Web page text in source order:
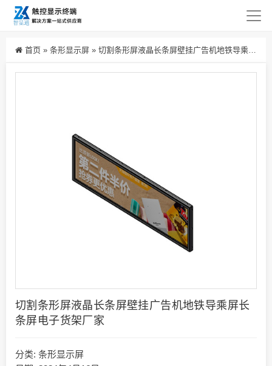
首页 » 条形显示屏 » 切割条形屏液晶长条屏壁挂广告机地铁导乘屏长条屏电子货架厂家
切割条形屏液晶长条屏壁挂广告机地铁导乘屏长
条屏电子货架厂家
分类: 条形显示屏